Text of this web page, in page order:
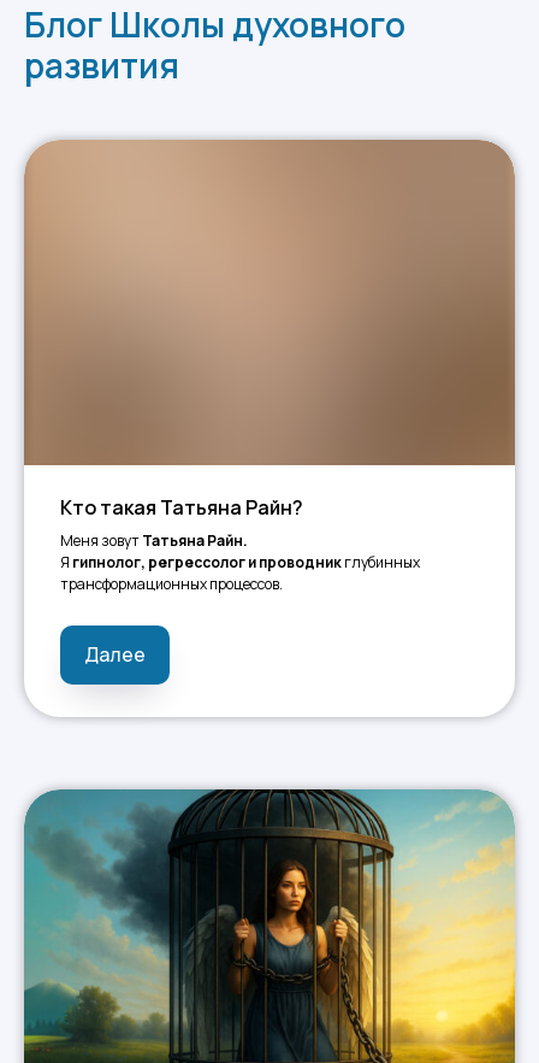
Блог Школы духовного
развития
Кто такая Татьяна Райн?
Меня зовутТатьяна Райн.
Я гипнолог, регрессолог и проводникглубинных
трансформационных процессов.
Далее